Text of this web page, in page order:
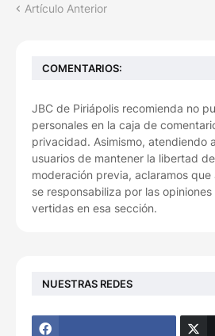
Artículo Anterior
COMENTARIOS:
JBC de Piriápolis recomienda no
personales en la caja de
privacidad. Asimismo, atendiendo
usuarios de mantener la libertad
moderación previa, aclaramos que
se responsabiliza por las
vertidas en esa sección.
NUESTRAS REDES